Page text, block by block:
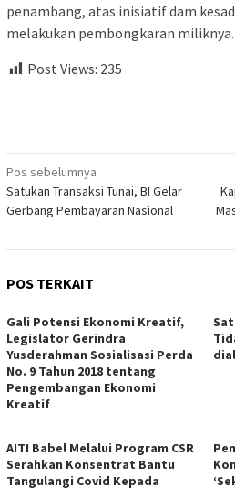
penambang, atas inisiatif dam
melakukan pembongkaran
Post Views: 235
Navigasi
pos
Pos sebelumnya
Satukan Transaksi Tunai, BI Gelar
Gerbang Pembayaran Nasional
POS TERKAIT
Gali Potensi Ekonomi Kreatif,
Legislator Gerindra
Yusderahman Sosialisasi Perda
No. 9 Tahun 2018 tentang
Pengembangan Ekonomi
Kreatif
AITI Babel Melalui Program CSR
Serahkan Konsentrat Bantu
Tangulangi Covid Kepada